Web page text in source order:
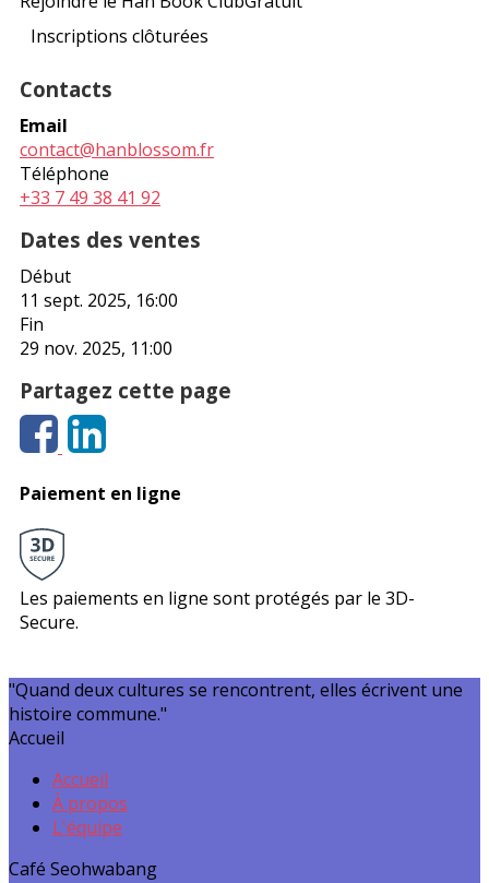
Inscriptions clôturées
Contacts
Email
contact@hanblossom.fr
Téléphone
+33 7 49 38 41 92
Dates des ventes
Début
11 sept. 2025, 16:00
Fin
29 nov. 2025, 11:00
Partagez cette page
Paiement en ligne
Les paiements en ligne sont protégés par le 3D-
Secure.
"Quand deux cultures se rencontrent, elles écrivent une
histoire commune."
Accueil
Accueil
À propos
L'équipe
Café Seohwabang